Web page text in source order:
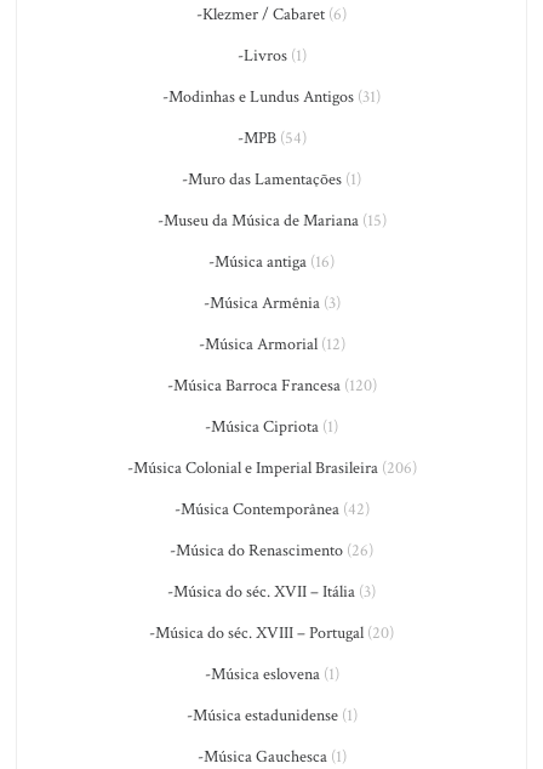
-Klezmer / Cabaret (6)
-Livros(1)
-Modinhas e Lundus Antigos (31)
-MPB(54)
-Muro das Lamentações (1)
-Museu da Música de Mariana(15)
-Música antiga (16)
-Música Armênia(3)
-Música Armorial(12)
-Música Barroca Francesa(120)
-Música Cipriota (1)
-Música Colonial e Imperial Brasileira(206)
-Música Contemporânea(42)
-Música do Renascimento (26)
-Música do séc. XVII – Itália (3)
-Música do séc. XVIII – Portugal (20)
-Música eslovena(1)
-Música estadunidense(1)
-Música Gauchesca(1)